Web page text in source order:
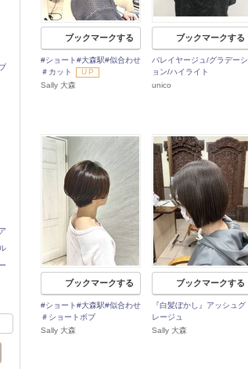
ブックマークする
#ショート#大森駅#似合わせ
＃カット
UP
Sally 大森
ブックマークする
バレイヤージュ/グラデーシ
ョン/ハイライト
unico
ブックマークする
#ショート#大森駅#似合わせ
＃ショートボブ
Sally 大森
ブックマークする
『白髪ぼかし』アッシュグ
レージュ
Sally 大森